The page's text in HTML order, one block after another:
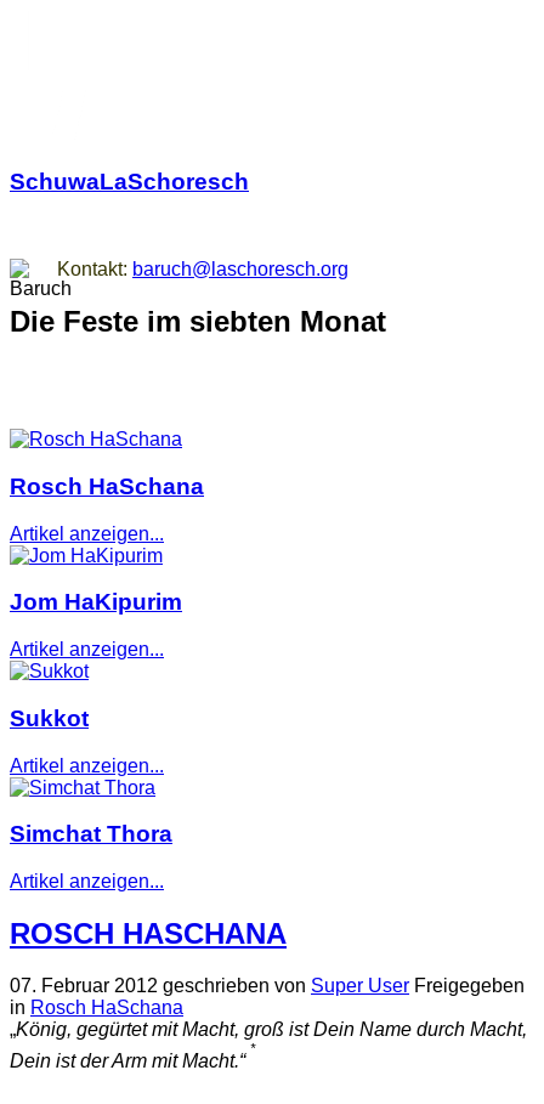
SchuwaLaSchoresch
Kontakt: baruch@laschoresch.org
Die Feste im siebten Monat
Rosch HaSchana
Artikel anzeigen...
Jom HaKipurim
Artikel anzeigen...
Sukkot
Artikel anzeigen...
Simchat Thora
Artikel anzeigen...
ROSCH HASCHANA
07. Februar 2012 geschrieben von Super User Freigegeben
in Rosch HaSchana
„König, gegürtet mit Macht, groß ist Dein Name durch Macht,
Dein ist der Arm mit Macht.“
*